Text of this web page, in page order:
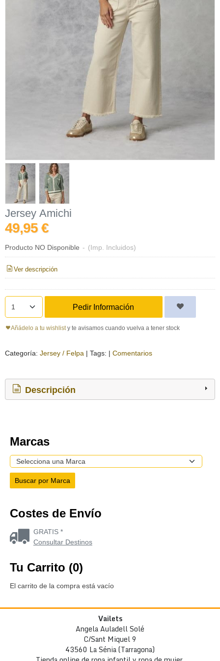
Jersey Amichi
49,95 €
Producto NO Disponible - (Imp. Incluidos)
Ver descripción
Pedir Información
Añádelo a tu wishlist y te avisamos cuando vuelva a tener stock
Categoría: Jersey / Felpa | Tags: | Comentarios
Descripción
Marcas
Costes de Envío
GRATIS *
Consultar Destinos
Tu Carrito (0)
El carrito de la compra está vacío
Vailets
Angela Auladell Solé
C/Sant Miquel 9
43560 La Sénia (Tarragona)